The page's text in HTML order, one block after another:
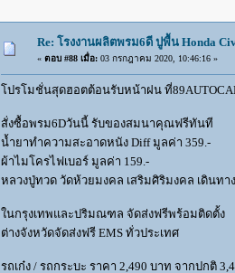
Re: โรงงานผลิตพรม6ดี ปูพื้น Honda
« ตอบ #88 เมื่อ: 03 กรกฎาคม 2020, 10:46:16 »
โปรโมชั่นสุดฮอตต้อนรับหน้าฝน ที่
สั่งซื้อพรม6Dวันนี้ รับของสมนาคุณฟรีทันที
น้ำยาทำความสะอาดหนัง Diff มูลค่า 359.-
ผ้าไมโครไฟเบอร์ มูลค่า 159.-
หลวงปู่ทวด วัดห้วยมงคล เสริมศิริมงคล เดินท
ในกรุงเทพและปริมณฑล จัดส่งฟรีพร้อมติดตั้ง
ต่างจังหวัดจัดส่งฟรี EMS ทั่วประเทศ
รถเก๋ง / รถกระบะ ราคา 2,490 บาท จากปกติ